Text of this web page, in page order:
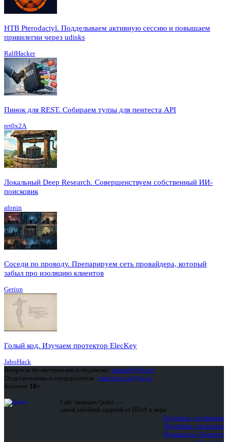
HTB Pterodactyl. Подделываем активную сессию и повышаем
привилегии через udisks
RalfHacker
Пинок для REST. Собираем тулзы для пентеста API
ret0x2A
Локальный Deep Research. Совершенствуем собственный ИИ-
поисковик
afonin
Соседи по проводу. Препарируем сеть провайдера, который
забыл про изоляцию клиентов
Gerion
Голый код. Изучаем протектор ElecKey
JaboHack
Вопросы по материалам и подписке: support@glc.ru
Отдел рекламы и спецпроектов: yakovleva.a@glc.ru
Контент 18+
Сайт защищен Qrator —
самой забойной защитой от DDoS в мире
Подписка для физлиц
Подписка для юрлиц
Реклама на «Хакере»